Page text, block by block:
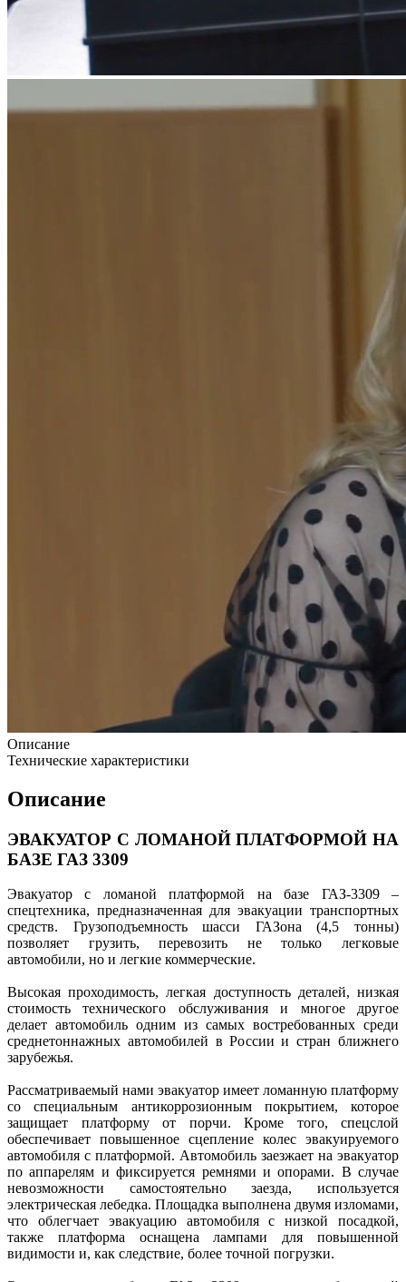
Описание
Технические характеристики
Описание
ЭВАКУАТОР С ЛОМАНОЙ ПЛАТФОРМОЙ НА
БАЗЕ ГАЗ 3309
Эвакуатор с ломаной платформой на базе ГАЗ-3309 –
спецтехника, предназначенная для эвакуации транспортных
средств. Грузоподъемность шасси ГАЗона (4,5 тонны)
позволяет грузить, перевозить не только легковые
автомобили, но и легкие коммерческие.
Высокая проходимость, легкая доступность деталей, низкая
стоимость технического обслуживания и многое другое
делает автомобиль одним из самых востребованных среди
среднетоннажных автомобилей в России и стран ближнего
зарубежья.
Рассматриваемый нами эвакуатор имеет ломанную платформу
со специальным антикоррозионным покрытием, которое
защищает платформу от порчи. Кроме того, спецслой
обеспечивает повышенное сцепление колес эвакуируемого
автомобиля с платформой. Автомобиль заезжает на эвакуатор
по аппарелям и фиксируется ремнями и опорами. В случае
невозможности самостоятельно заезда, используется
электрическая лебедка. Площадка выполнена двумя изломами,
что облегчает эвакуацию автомобиля с низкой посадкой,
также платформа оснащена лампами для повышенной
видимости и, как следствие, более точной погрузки.